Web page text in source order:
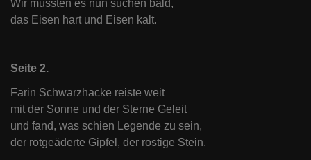
Wir mussten es nun suchen bald,
das Eisen hart und Eisen kalt.
Seite 2.
Farin Schwarzhacke reiste weit
mit der Sonne und der Sterne Geleit
und fand, was schien Legende zu sein,
der rotgeäderte Gipfel, der rostige Stein.